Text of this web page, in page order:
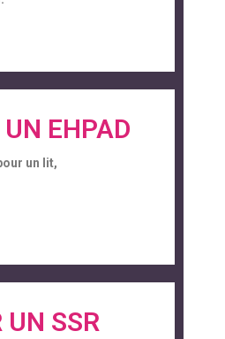
EHPAD
un lit,
UN SSR